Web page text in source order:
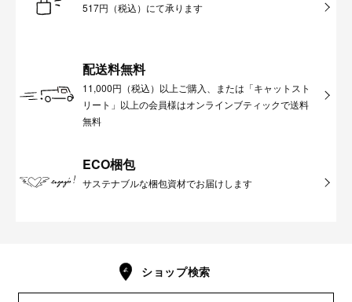
517円（税込）にて承ります
配送料無料
11,000円（税込）以上ご購入、または「キャットスト
リート」以上の会員様はオンラインブティックで送料
無料
ECO梱包
サステナブルな梱包資材でお届けします
ショップ検索